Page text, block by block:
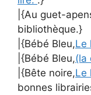
|{Au guet-
bibliothèque.}
|{Bébé Bleu,Le
|{Bébé Bleu,(la
|{Bête noire,Le
bonnes